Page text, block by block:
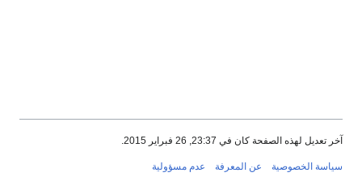
آخر تعديل لهذه الصفحة كان في 23:37, 26 فبراير 2015.
سياسة الخصوصية عن المعرفة عدم مسؤولية